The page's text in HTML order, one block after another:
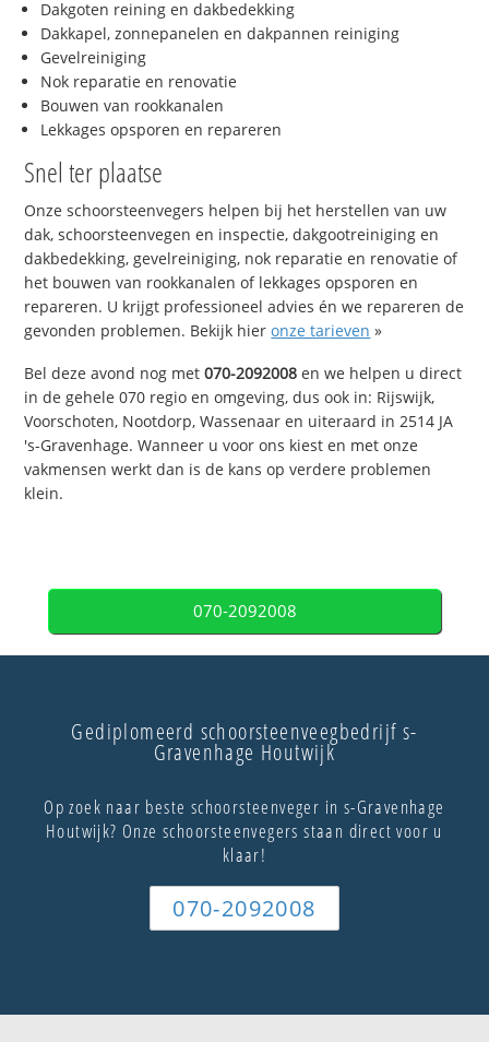
Dakgoten reining en dakbedekking
Dakkapel, zonnepanelen en dakpannen reiniging
Gevelreiniging
Nok reparatie en renovatie
Bouwen van rookkanalen
Lekkages opsporen en repareren
Snel ter plaatse
Onze schoorsteenvegers helpen bij het herstellen van uw
dak, schoorsteenvegen en inspectie, dakgootreiniging en
dakbedekking, gevelreiniging, nok reparatie en renovatie of
het bouwen van rookkanalen of lekkages opsporen en
repareren. U krijgt professioneel advies én we repareren de
gevonden problemen. Bekijk hieronze tarieven »
Bel deze avond nog met070-2092008 en we helpen u direct
in de gehele 070 regio en omgeving, dus ook in: Rijswijk,
Voorschoten, Nootdorp, Wassenaar en uiteraard in 2514 JA
's-Gravenhage. Wanneer u voor ons kiest en met onze
vakmensen werkt dan is de kans op verdere problemen
klein.
070-2092008
Gediplomeerd schoorsteenveegbedrijf s-
Gravenhage Houtwijk
Op zoek naar beste schoorsteenveger in s-Gravenhage
Houtwijk? Onze schoorsteenvegers staan direct voor u
klaar!
070-2092008